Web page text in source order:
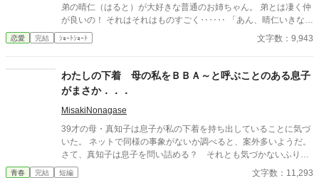
弟の晴仁（はると）が大好きな普通のお姉ちゃん。 弟とは凄く仲
が良いの！ それはそれはものすごく‥‥‥ 「あん、晴仁いきなり
そんなのお口に入らないよぉ～♡」 そんな関係のあたしたち。 で
もある日トイレであたしはアレが来そうなのになかなか来ないの
お腹が出て来てる!?」 お姉ちゃんの秘密の悩みです。
恋愛 完結 ｼｮｰﾄｼｮｰﾄ 文字数：9,943
わたしの下着 母の私をＢＢＡ～と呼ぶことのある息子
がまさか．．．
MisakiNonagase
39才の母・真知子は息子が私の下着を持ち出していることに気づ
いた。 ネットで同様の事象がないか調べると、案外多いようだ。
さて、真知子は息子を問い詰める？ それとも気づかないふりを
青春 完結 短編 文字数：11,293